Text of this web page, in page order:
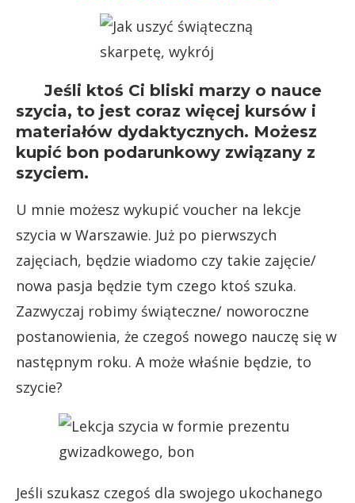
Jeśli ktoś Ci bliski marzy o nauce
szycia, to jest coraz więcej kursów i
materiałów dydaktycznych. Możesz
kupić bon podarunkowy związany z
szyciem.
U mnie możesz wykupić voucher na lekcje
szycia w Warszawie. Już po pierwszych
zajęciach, będzie wiadomo czy takie zajęcie/
nowa pasja będzie tym czego ktoś szuka.
Zazwyczaj robimy świąteczne/ noworoczne
postanowienia, że czegoś nowego nauczę się w
następnym roku. A może właśnie będzie, to
szycie?
Jeśli szukasz czegoś dla swojego ukochanego